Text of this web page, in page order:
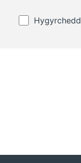
Hygyrchedd